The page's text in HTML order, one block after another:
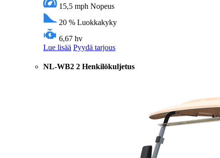
15,5 mph Nopeus
20 % Luokkakyky
6,67 hv
Lue lisää Pyydä tarjous
NL-WB2 2 Henkilökuljetus